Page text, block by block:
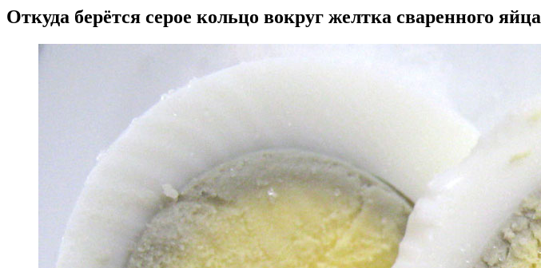
Откуда берётся серое кольцо вокруг желтка сваренного яйца